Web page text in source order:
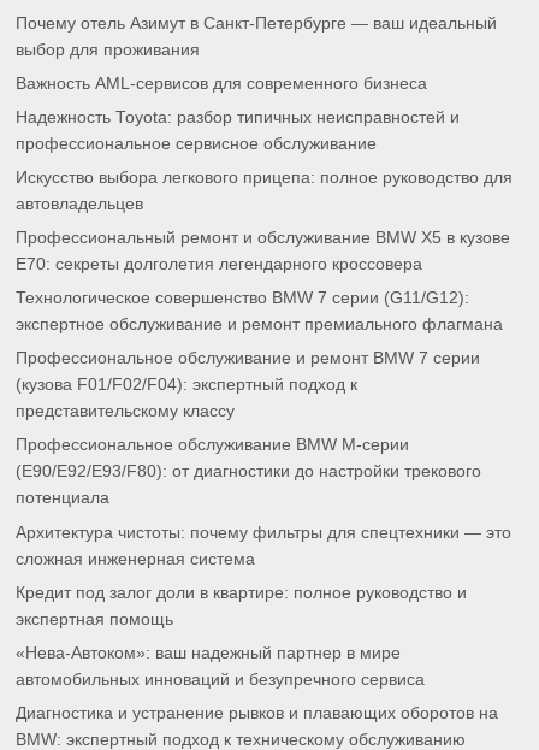
Почему отель Азимут в Санкт-Петербурге — ваш идеальный
выбор для проживания
Важность AML-сервисов для современного бизнеса
Надежность Toyota: разбор типичных неисправностей и
профессиональное сервисное обслуживание
Искусство выбора легкового прицепа: полное руководство для
автовладельцев
Профессиональный ремонт и обслуживание BMW X5 в кузове
E70: секреты долголетия легендарного кроссовера
Технологическое совершенство BMW 7 серии (G11/G12):
экспертное обслуживание и ремонт премиального флагмана
Профессиональное обслуживание и ремонт BMW 7 серии
(кузова F01/F02/F04): экспертный подход к
представительскому классу
Профессиональное обслуживание BMW M-серии
(E90/E92/E93/F80): от диагностики до настройки трекового
потенциала
Архитектура чистоты: почему фильтры для спецтехники — это
сложная инженерная система
Кредит под залог доли в квартире: полное руководство и
экспертная помощь
«Нева-Автоком»: ваш надежный партнер в мире
автомобильных инноваций и безупречного сервиса
Диагностика и устранение рывков и плавающих оборотов на
BMW: экспертный подход к техническому обслуживанию